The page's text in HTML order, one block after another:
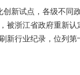
创新试点，各级不同
被浙江省政府重新认
新行业纪录，位列